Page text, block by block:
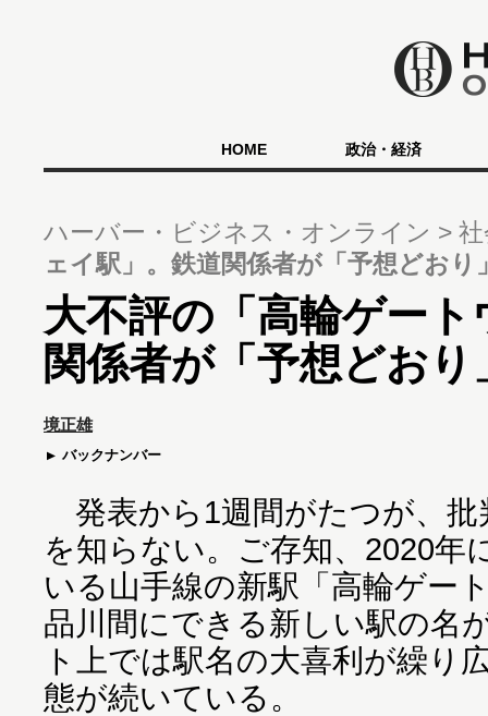
HOME 政治・経済
ハーバー・ビジネス・オンライン
ェイ駅」。鉄道関係者が「予想どおり
大不評の「高輪ゲー
関係者が「予想どお
境正雄
バックナンバー
発表から1週間がたつが、批
を知らない。ご存知、2020年
いる山手線の新駅「高輪ゲー
品川間にできる新しい駅の名
ト上では駅名の大喜利が繰り
態が続いている。